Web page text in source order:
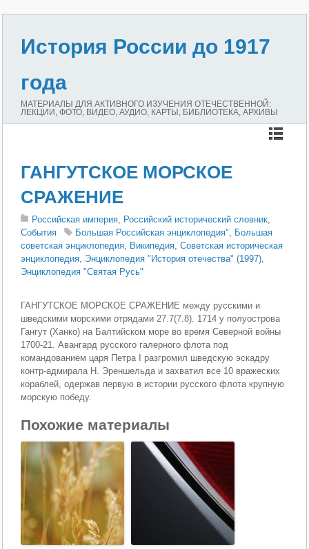
История России до 1917
года
МАТЕРИАЛЫ ДЛЯ АКТИВНОГО ИЗУЧЕНИЯ ОТЕЧЕСТВЕННОЙ:
ЛЕКЦИИ, ФОТО, ВИДЕО, АУДИО, КАРТЫ, БИБЛИОТЕКА, АРХИВЫ
ГАНГУТСКОЕ МОРСКОЕ
СРАЖЕНИЕ
Российская империя, Российский исторический словник,
События
Большая Российская энциклопедия", Большая
советская энциклопедия, Википедия,Советская историческая
энциклопедия, Энциклопедия "История отечества" (1997),
Энциклопедия "Святая Русь"
ГАНГУТСКОЕ МОРСКОЕ СРАЖЕНИЕ между русскими и
шведскими морскими отрядами 27.7(7.8). 1714 у полуострова
Гангут (Ханко) на Балтийском море во время Северной войны
1700-21. Авангард русского галерного флота под
командованием царя Петра I разгромил шведскую эскадру
контр-адмирала Н. Эреншельда и захватил все 10 вражеских
кораблей, одержав первую в истории русского флота крупную
морскую победу.
Похожие материалы